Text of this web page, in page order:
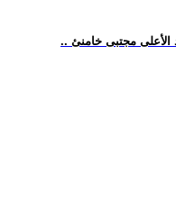
الأعلى مجتبى خامنئ